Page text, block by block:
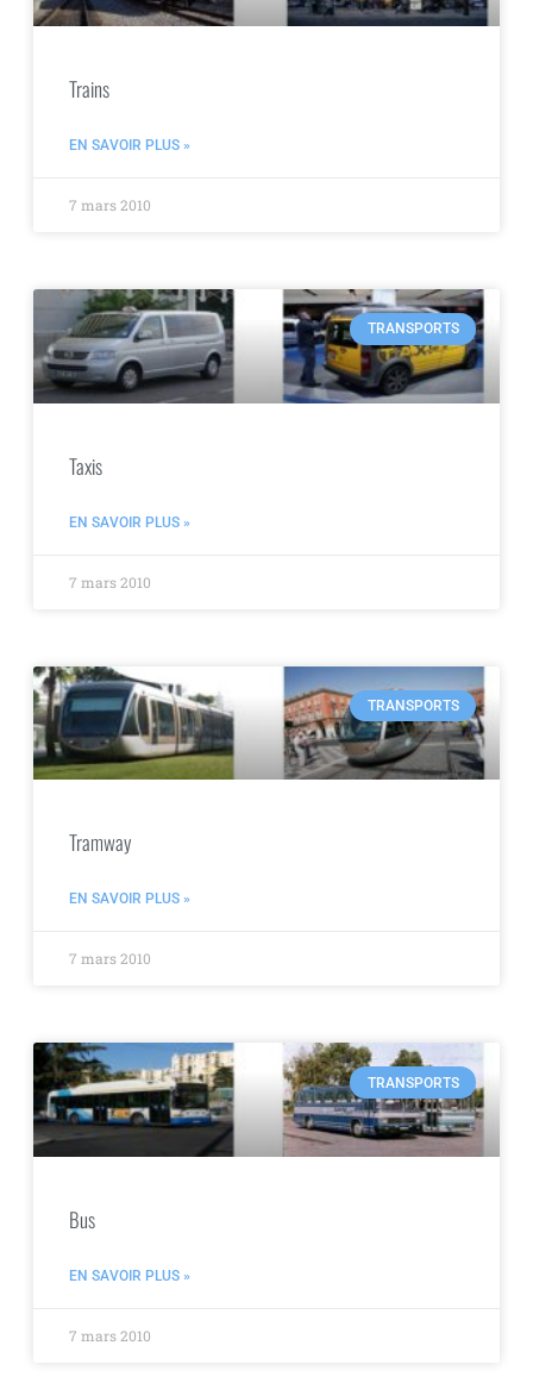
Trains
EN SAVOIR PLUS »
7 mars 2010
TRANSPORTS
Taxis
EN SAVOIR PLUS »
7 mars 2010
TRANSPORTS
Tramway
EN SAVOIR PLUS »
7 mars 2010
TRANSPORTS
Bus
EN SAVOIR PLUS »
7 mars 2010